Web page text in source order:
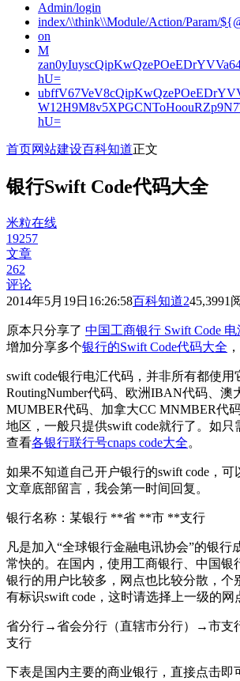
Admin/login
index/\\think\\Module/Action/Param/
on
M
hU=
hU=
首页网站建设百科知道正文
银行Swift Code代码大全
米粒在线
19257
文章
262
评论
2014年5月19日16:26:58百科知道245,3991
原本只分享了 中国工商银行 Swift Code
增加分享多个银行的Swift Code代码大全
swift code银行电汇代码，并非所有都使用
RoutingNumber代码、欧洲IBAN代码、澳
MUMBER代码、加拿大CC MNMBER代
地区，一般只提供swift code就行了。如只
查看各银行联行号cnaps code大全。
如果不知道自己开户银行的swift code，可
文章底部留言，我会第一时间回复。
银行名称：某银行 **省 **市 **支行
凡是加入“全球银行金融电讯协会”的银行
常快的。在国内，使用工商银行、中国银
银行的用户比较多，网点也比较分散，个
有标识swift code，这时请选择上一级的网
省分行→省会分行（直辖市分行）→市
支行
下表是国内主要的商业银行，直接点击即